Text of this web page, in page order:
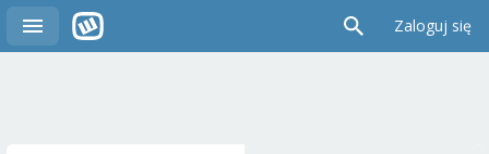
Zaloguj się